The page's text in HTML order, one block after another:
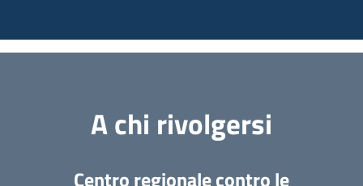
A chi rivolgersi
Centro regionale contro le